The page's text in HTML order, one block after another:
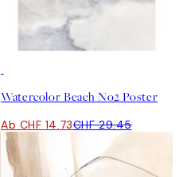
Watercolor Beach No2 Poster
Ab CHF 14.73CHF 29.45